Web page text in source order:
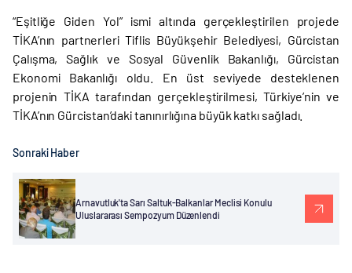
“Eşitliğe Giden Yol” ismi altında gerçekleştirilen projede
TİKA’nın partnerleri Tiflis Büyükşehir Belediyesi, Gürcistan
Çalışma, Sağlık ve Sosyal Güvenlik Bakanlığı, Gürcistan
Ekonomi Bakanlığı oldu. En üst seviyede desteklenen
projenin TİKA tarafından gerçekleştirilmesi, Türkiye’nin ve
TİKA’nın Gürcistan’daki tanınırlığına büyük katkı sağladı.
Sonraki Haber
Arnavutluk'ta Sarı Saltuk-Balkanlar Meclisi Konulu
Uluslararası Sempozyum Düzenlendi